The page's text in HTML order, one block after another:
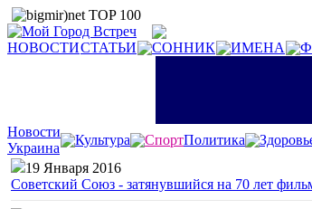
НОВОСТИСТАТЬИ СОННИК ИМЕНА
Новости
Украина
Культура СпортПолитика
19 Января 2016
Советский Союз - затянувшийся на 70 лет